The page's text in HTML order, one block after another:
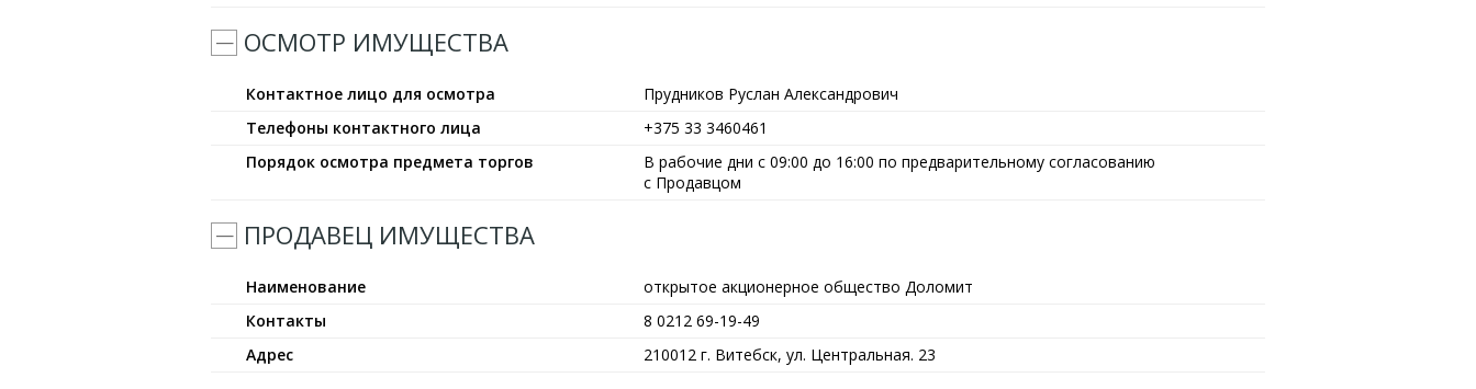
ОСМОТР ИМУЩЕСТВА
Контактное лицо для осмотра
Прудников Руслан Александрович
Телефоны контактного лица
+375 33 3460461
Порядок осмотра предмета торгов
В рабочие дни с 09:00 до 16:00 по предварительному согласованию
с Продавцом
ПРОДАВЕЦ ИМУЩЕСТВА
Наименование
открытое акционерное общество Доломит
Контакты
8 0212 69-19-49
Адрес
210012 г. Витебск, ул. Центральная. 23